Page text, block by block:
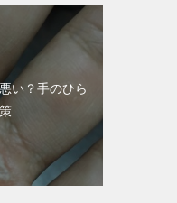
い？手のひら